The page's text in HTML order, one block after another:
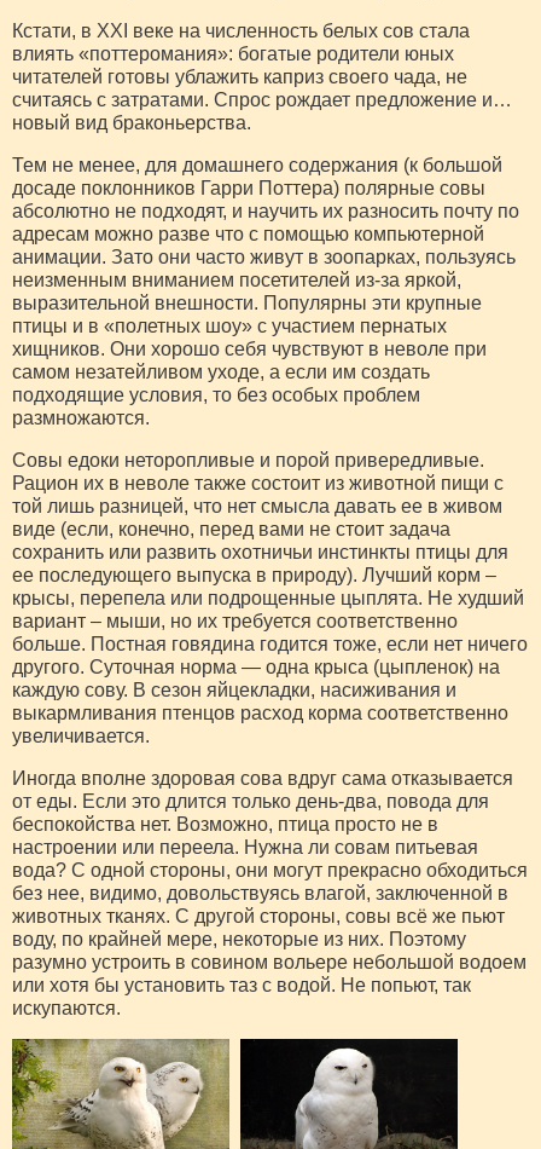
Кстати, в XXI веке на численность белых сов стала
влиять «поттеромания»: богатые родители юных
читателей готовы ублажить каприз своего чада, не
считаясь с затратами. Спрос рождает предложение и…
новый вид браконьерства.
Тем не менее, для домашнего содержания (к большой
досаде поклонников Гарри Поттера) полярные совы
абсолютно не подходят, и научить их разносить почту по
адресам можно разве что с помощью компьютерной
анимации. Зато они часто живут в зоопарках, пользуясь
неизменным вниманием посетителей из-за яркой,
выразительной внешности. Популярны эти крупные
птицы и в «полетных шоу» с участием пернатых
хищников. Они хорошо себя чувствуют в неволе при
самом незатейливом уходе, а если им создать
подходящие условия, то без особых проблем
размножаются.
Совы едоки неторопливые и порой привередливые.
Рацион их в неволе также состоит из животной пищи с
той лишь разницей, что нет смысла давать ее в живом
виде (если, конечно, перед вами не стоит задача
сохранить или развить охотничьи инстинкты птицы для
ее последующего выпуска в природу). Лучший корм –
крысы, перепела или подрощенные цыплята. Не худший
вариант – мыши, но их требуется соответственно
больше. Постная говядина годится тоже, если нет ничего
другого. Суточная норма — одна крыса (цыпленок) на
каждую сову. В сезон яйцекладки, насиживания и
выкармливания птенцов расход корма соответственно
увеличивается.
Иногда вполне здоровая сова вдруг сама отказывается
от еды. Если это длится только день-два, повода для
беспокойства нет. Возможно, птица просто не в
настроении или переела. Нужна ли совам питьевая
вода? С одной стороны, они могут прекрасно обходиться
без нее, видимо, довольствуясь влагой, заключенной в
животных тканях. С другой стороны, совы всё же пьют
воду, по крайней мере, некоторые из них. Поэтому
разумно устроить в совином вольере небольшой водоем
или хотя бы установить таз с водой. Не попьют, так
искупаются.